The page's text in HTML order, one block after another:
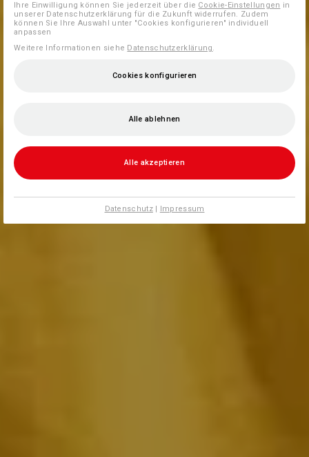
Ihre Einwilligung können Sie jederzeit über die Cookie-Einstellungen in
unserer Datenschutzerklärung für die Zukunft widerrufen. Zudem
können Sie Ihre Auswahl unter "Cookies konfigurieren" individuell
anpassen
Weitere Informationen siehe Datenschutzerklärung.
Cookies konfigurieren
Alle ablehnen
Alle akzeptieren
Datenschutz| Impressum